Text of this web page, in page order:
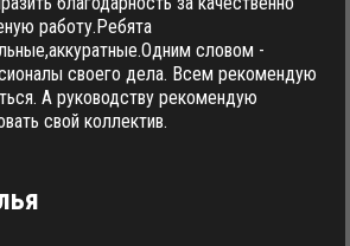
работу.Ребята
словом -
своего дела. Всем рекомендую
А руководству рекомендую
свой коллектив.